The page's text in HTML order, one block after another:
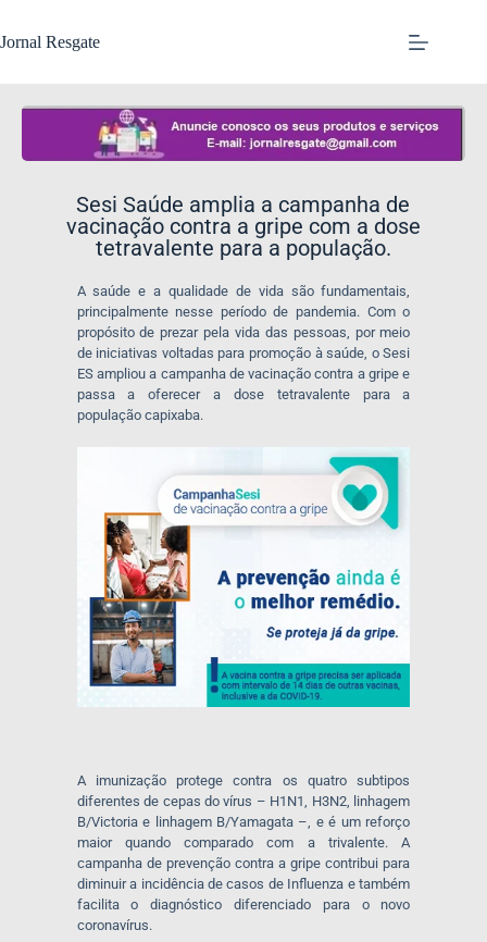
Jornal Resgate
Sesi Saúde amplia a campanha de
vacinação contra a gripe com a dose
tetravalente para a população.
A saúde e a qualidade de vida são fundamentais,
principalmente nesse período de pandemia. Com o
propósito de prezar pela vida das pessoas, por meio
de iniciativas voltadas para promoção à saúde, o Sesi
ES ampliou a campanha de vacinação contra a gripe e
passa a oferecer a dose tetravalente para a
população capixaba.
A imunização protege contra os quatro subtipos
diferentes de cepas do vírus – H1N1, H3N2, linhagem
B/Victoria e linhagem B/Yamagata –, e é um reforço
maior quando comparado com a trivalente. A
campanha de prevenção contra a gripe contribui para
diminuir a incidência de casos de Influenza e também
facilita o diagnóstico diferenciado para o novo
coronavírus.